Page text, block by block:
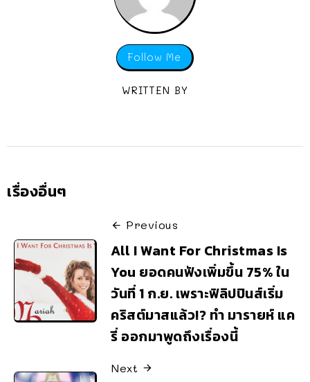
Follow Me
WRITTEN BY
เรื่องอื่นๆ
Previous
All I Want For Christmas Is
You ยอดคนฟังเพิ่มขึ้น 75% ใน
วันที่ 1 ก.ย. เพราะฟิลิปปินส์เริ่ม
คริสต์มาสแล้ว!? ทำ มารายห์ แค
รี่ ออกมาพูดถึงเรื่องนี้
Next